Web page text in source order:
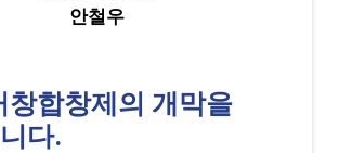
안철우
창합창제의 개막을
다.